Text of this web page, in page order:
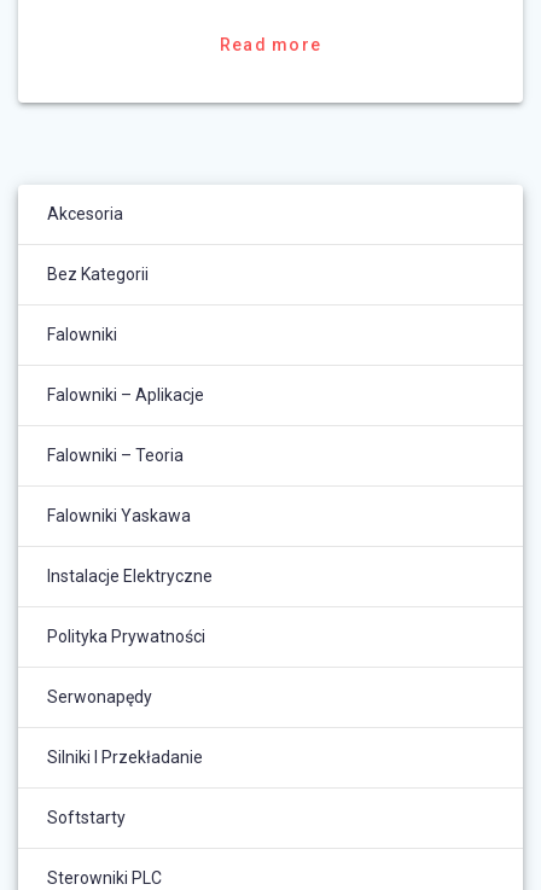
Read more
Akcesoria
Bez Kategorii
Falowniki
Falowniki – Aplikacje
Falowniki – Teoria
Falowniki Yaskawa
Instalacje Elektryczne
Polityka Prywatności
Serwonapędy
Silniki I Przekładanie
Softstarty
Sterowniki PLC